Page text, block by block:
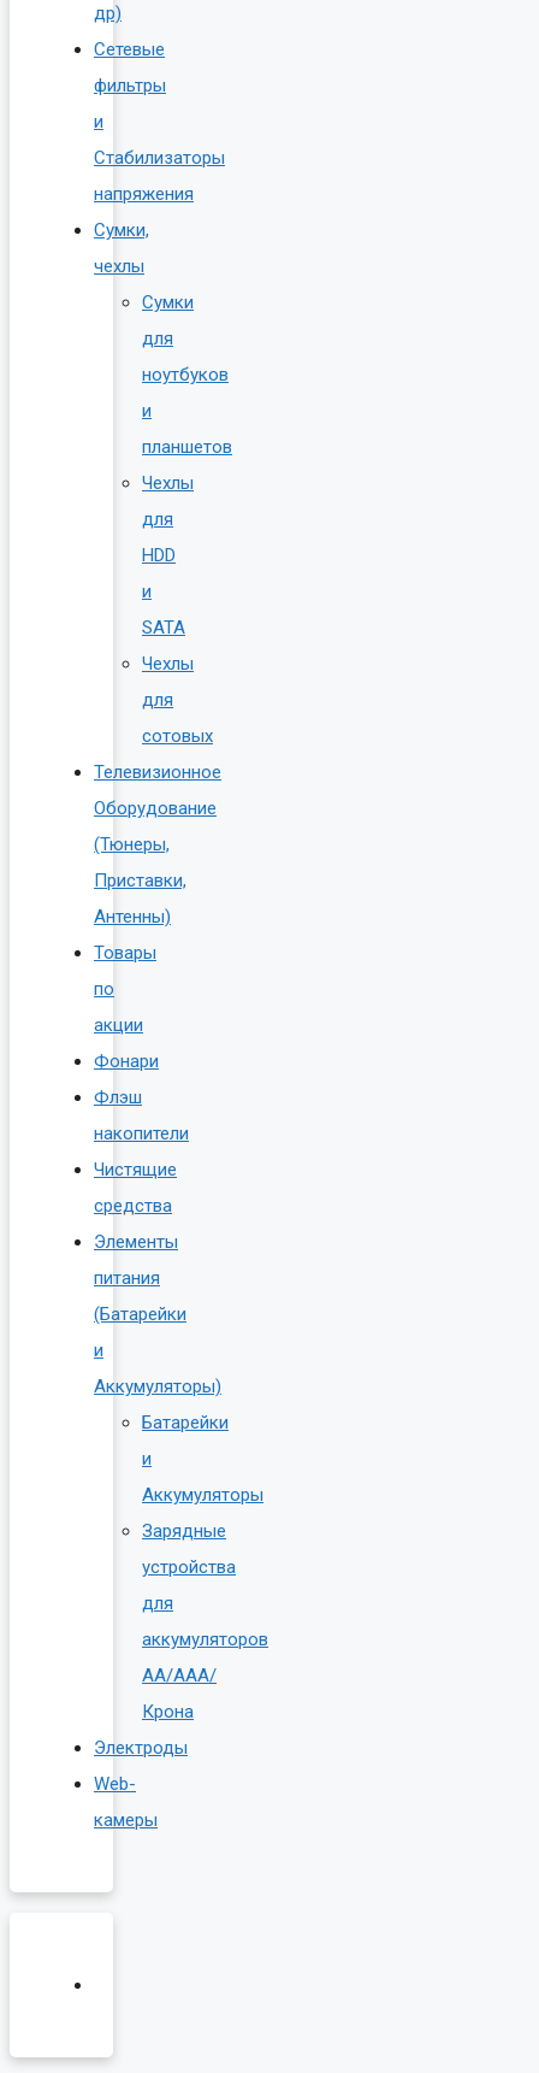
др)
Сетевые
фильтры
и
Стабилизаторы
напряжения
Сумки,
чехлы
Сумки
для
ноутбуков
и
планшетов
Чехлы
для
HDD
и
SATA
Чехлы
для
сотовых
Телевизионное
Оборудование
(Тюнеры,
Приставки,
Антенны)
Товары
по
акции
Фонари
Флэш
накопители
Чистящие
средства
Элементы
питания
(Батарейки
и
Аккумуляторы)
Батарейки
и
Аккумуляторы
Зарядные
устройства
для
аккумуляторов
AA/AAA/
Крона
Электроды
Web-
камеры